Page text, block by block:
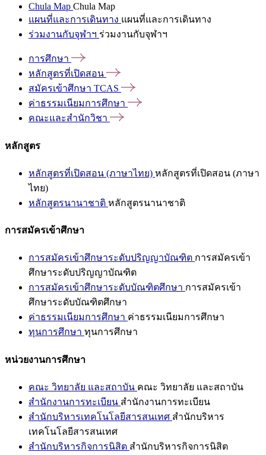
Chula Map Chula Map
แผนที่และการเดินทาง แผนที่และการเดินทาง
ร่วมงานกับจุฬาฯ ร่วมงานกับจุฬาฯ
การศึกษา
หลักสูตรที่เปิดสอน
สมัครเข้าศึกษา TCAS
ค่าธรรมเนียมการศึกษา
คณะและสำนักวิชา
หลักสูตร
หลักสูตรที่เปิดสอน (ภาษาไทย) หลักสูตรที่เปิดสอน (ภาษา
ไทย)
หลักสูตรนานาชาติ หลักสูตรนานาชาติ
การสมัครเข้าศึกษา
การสมัครเข้าศึกษาระดับปริญญาบัณฑิต การสมัครเข้า
ศึกษาระดับปริญญาบัณฑิต
การสมัครเข้าศึกษาระดับบัณฑิตศึกษา การสมัครเข้า
ศึกษาระดับบัณฑิตศึกษา
ค่าธรรมเนียมการศึกษา ค่าธรรมเนียมการศึกษา
ทุนการศึกษา ทุนการศึกษา
หน่วยงานการศึกษา
คณะ วิทยาลัย และสถาบัน คณะ วิทยาลัย และสถาบัน
สำนักงานการทะเบียน สำนักงานการทะเบียน
สำนักบริหารเทคโนโลยีสารสนเทศ สำนักบริหาร
เทคโนโลยีสารสนเทศ
สำนักบริหารกิจการนิสิต สำนักบริหารกิจการนิสิต